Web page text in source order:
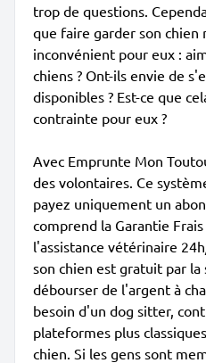
trop de questions.
que faire garder son chien
inconvénient pour eux :
chiens ? Ont-ils envie de
disponibles ? Est-ce que
contrainte pour eux ?
Avec Emprunte Mon
des volontaires. Ce
payez uniquement un
comprend la Garantie
l'assistance vétérinaire
son chien est gratuit par la
débourser de l'argent à
besoin d'un dog sitter,
plateformes plus
chien. Si les gens sont